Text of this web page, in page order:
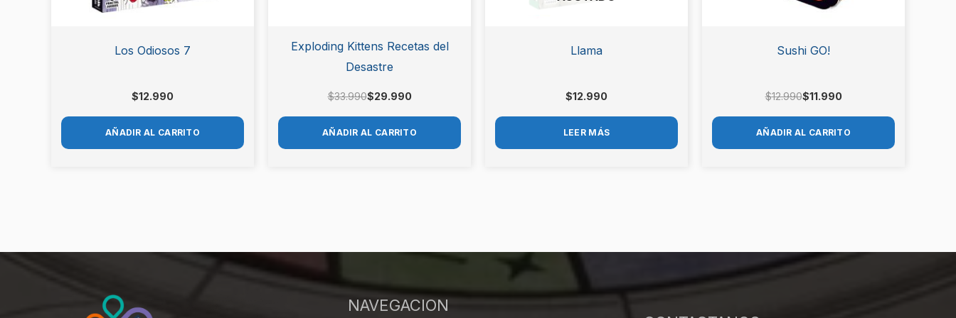
Los Odiosos 7
$12.990
AÑADIR AL CARRITO
Exploding Kittens Recetas del
Desastre
$33.990$29.990
AÑADIR AL CARRITO
Llama
$12.990
LEER MÁS
Sushi GO!
$12.990$11.990
AÑADIR AL CARRITO
NAVEGACION